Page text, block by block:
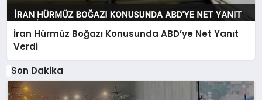
İran Hürmüz Boğazı Konusunda ABD’ye Net Yanıt
Verdi
Son Dakika